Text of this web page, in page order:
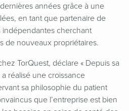
années grâce à une
en tant que partenaire de
cherchant
de nouveaux propriétaires.
TorQuest, déclare « Depuis sa
réalisé une croissance
sa philosophie du patient
que l’entreprise est bien